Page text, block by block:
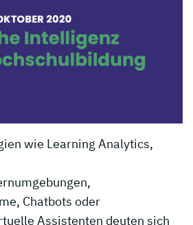
wie Learning Analytics,
Chatbots oder
Assistenten deuten sich